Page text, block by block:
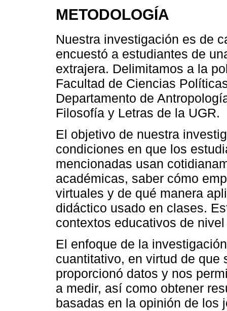
METODOLOGÍA
Nuestra investigación es de
encuestó a estudiantes de
extrajera. Delimitamos a la
Facultad de Ciencias
Departamento de
Filosofía y Letras de la UGR.
El objetivo de nuestra
condiciones en que los
mencionadas usan
académicas, saber cómo
virtuales y de qué manera
didáctico usado en clases.
contextos educativos de
El enfoque de la
cuantitativo, en virtud de que
proporcionó datos y nos
a medir, así como obtener
basadas en la opinión de los